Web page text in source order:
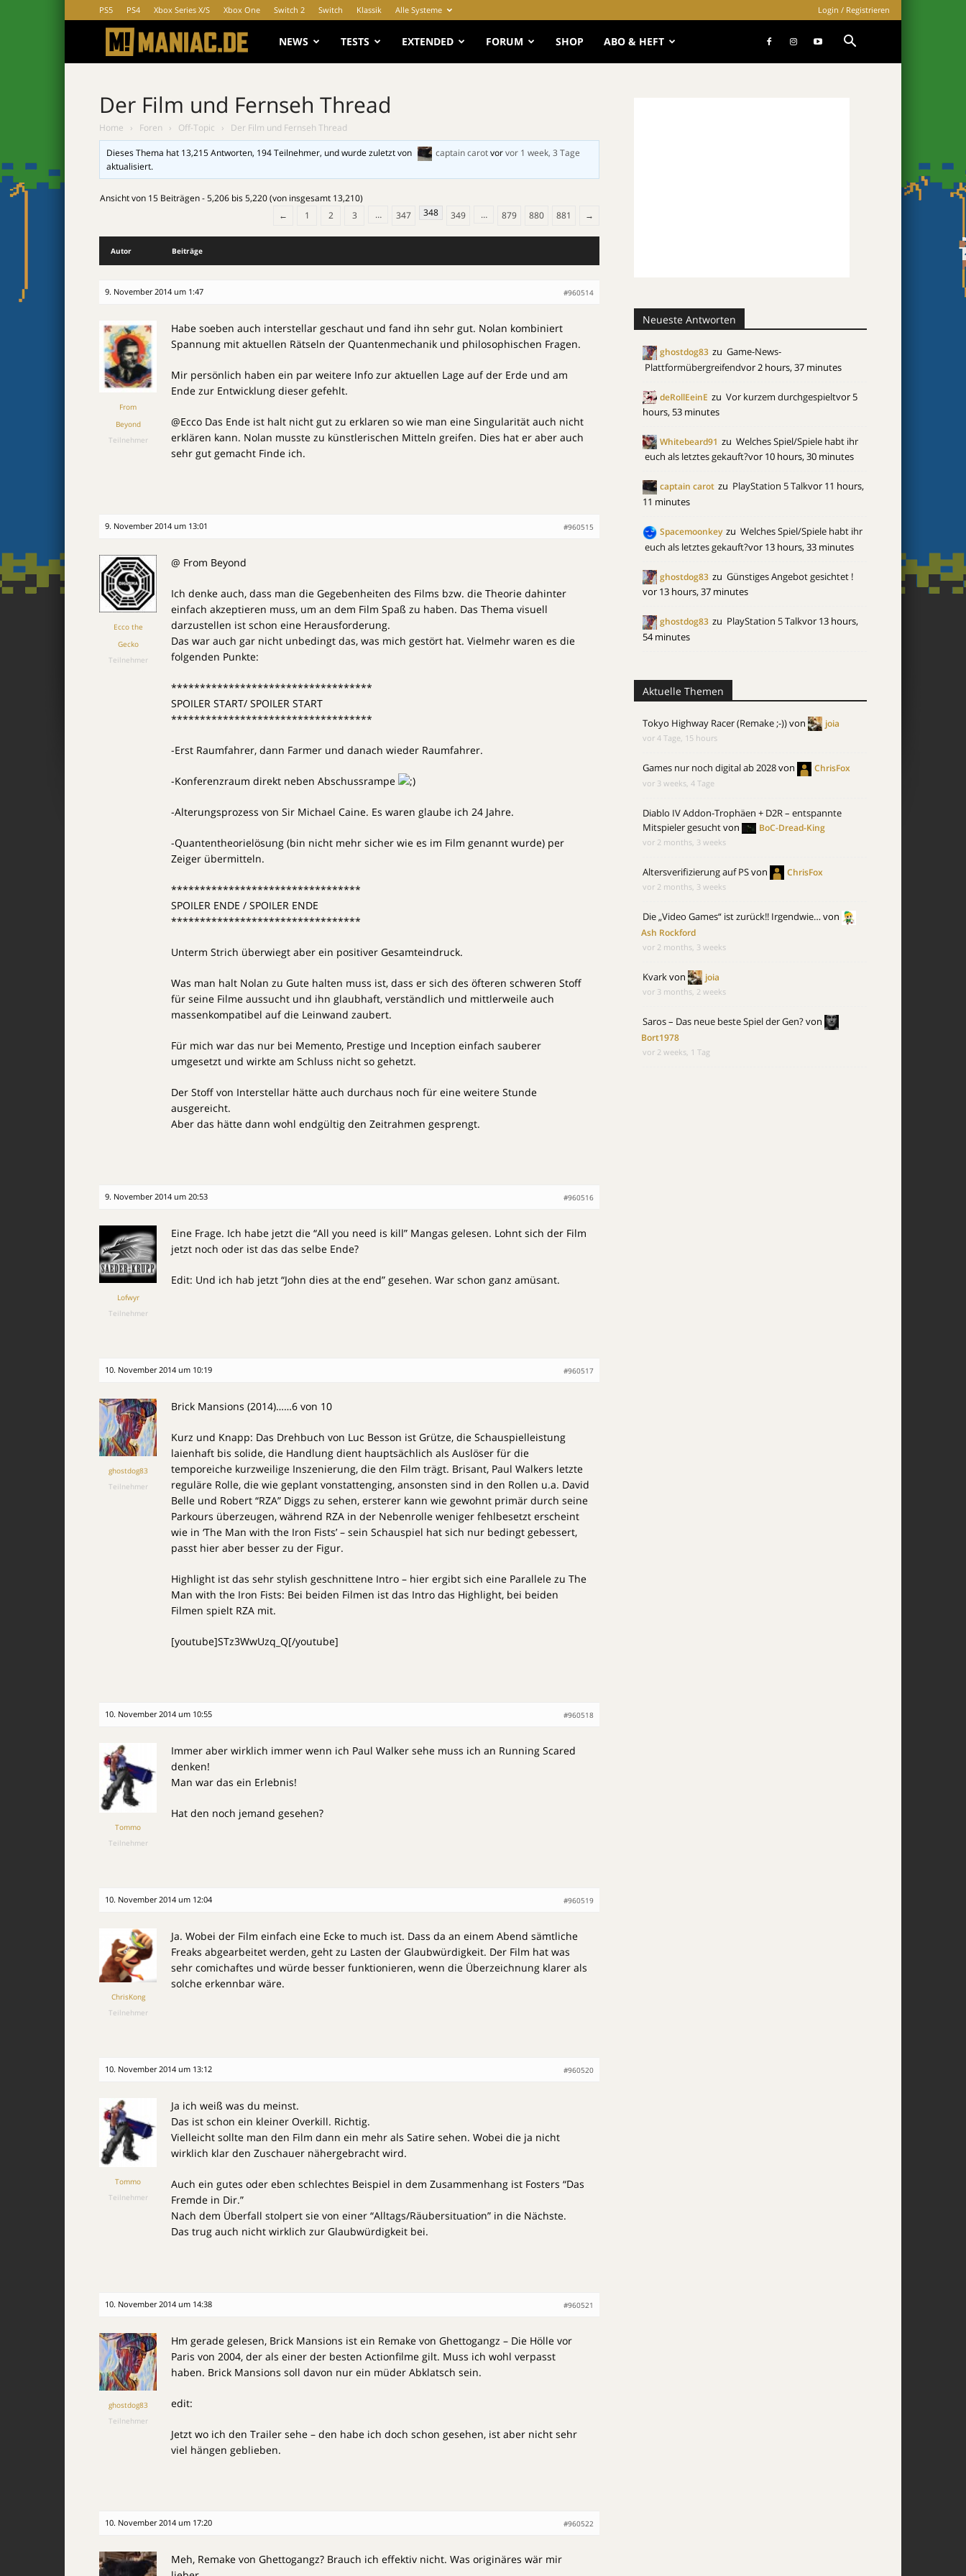
PS5 PS4 Xbox Series X/S Xbox One Switch 2 Switch Klassik Alle Systeme Login / Registrieren
MANIAC.de
NEWS TESTS EXTENDED FORUM SHOP ABO & HEFT
Der Film und Fernseh Thread
Home › Foren › Off-Topic › Der Film und Fernseh Thread
Dieses Thema hat 13,215 Antworten, 194 Teilnehmer, und wurde zuletzt von captain carotvorvor 1 week, 3 Tage
aktualisiert.
Ansicht von 15 Beiträgen - 5,206 bis 5,220 (von insgesamt 13,210)
←
1 2 3 … 347 348 349 … 879 880 881 →
Autor Beiträge
9. November 2014 um 1:47 #960514
From
Beyond
Teilnehmer
Habe soeben auch interstellar geschaut und fand ihn sehr gut. Nolan kombiniert
Spannung mit aktuellen Rätseln der Quantenmechanik und philosophischen Fragen.
Mir persönlich haben ein par weitere Info zur aktuellen Lage auf der Erde und am
Ende zur Entwicklung dieser gefehlt.
@Ecco Das Ende ist halt nicht gut zu erklaren so wie man eine Singularität auch nicht
erklären kann. Nolan musste zu künstlerischen Mitteln greifen. Dies hat er aber auch
sehr gut gemacht Finde ich.
9. November 2014 um 13:01 #960515
Ecco the
Gecko
Teilnehmer
@ From Beyond
Ich denke auch, dass man die Gegebenheiten des Films bzw. die Theorie dahinter
einfach akzeptieren muss, um an dem Film Spaß zu haben. Das Thema visuell
darzustellen ist schon eine Herausforderung.
Das war auch gar nicht unbedingt das, was mich gestört hat. Vielmehr waren es die
folgenden Punkte:
***********************************
SPOILER START/ SPOILER START
***********************************
-Erst Raumfahrer, dann Farmer und danach wieder Raumfahrer.
-Konferenzraum direkt neben Abschussrampe
-Alterungsprozess von Sir Michael Caine. Es waren glaube ich 24 Jahre.
-Quantentheorielösung (bin nicht mehr sicher wie es im Film genannt wurde) per
Zeiger übermitteln.
*********************************
SPOILER ENDE / SPOILER ENDE
*********************************
Unterm Strich überwiegt aber ein positiver Gesamteindruck.
Was man halt Nolan zu Gute halten muss ist, dass er sich des öfteren schweren Stoff
für seine Filme aussucht und ihn glaubhaft, verständlich und mittlerweile auch
massenkompatibel auf die Leinwand zaubert.
Für mich war das nur bei Memento, Prestige und Inception einfach sauberer
umgesetzt und wirkte am Schluss nicht so gehetzt.
Der Stoff von Interstellar hätte auch durchaus noch für eine weitere Stunde
ausgereicht.
Aber das hätte dann wohl endgültig den Zeitrahmen gesprengt.
9. November 2014 um 20:53 #960516
Lofwyr
Teilnehmer
Eine Frage. Ich habe jetzt die “All you need is kill” Mangas gelesen. Lohnt sich der Film
jetzt noch oder ist das das selbe Ende?
Edit: Und ich hab jetzt “John dies at the end” gesehen. War schon ganz amüsant.
10. November 2014 um 10:19 #960517
ghostdog83
Teilnehmer
Brick Mansions (2014)……6 von 10
Kurz und Knapp: Das Drehbuch von Luc Besson ist Grütze, die Schauspielleistung
laienhaft bis solide, die Handlung dient hauptsächlich als Auslöser für die
temporeiche kurzweilige Inszenierung, die den Film trägt. Brisant, Paul Walkers letzte
reguläre Rolle, die wie geplant vonstattenging, ansonsten sind in den Rollen u.a. David
Belle und Robert “RZA” Diggs zu sehen, ersterer kann wie gewohnt primär durch seine
Parkours überzeugen, während RZA in der Nebenrolle weniger fehlbesetzt erscheint
wie in ‘The Man with the Iron Fists’ – sein Schauspiel hat sich nur bedingt gebessert,
passt hier aber besser zu der Figur.
Highlight ist das sehr stylish geschnittene Intro – hier ergibt sich eine Parallele zu The
Man with the Iron Fists: Bei beiden Filmen ist das Intro das Highlight, bei beiden
Filmen spielt RZA mit.
[youtube]STz3WwUzq_Q[/youtube]
10. November 2014 um 10:55 #960518
Tommo
Teilnehmer
Immer aber wirklich immer wenn ich Paul Walker sehe muss ich an Running Scared
denken!
Man war das ein Erlebnis!
Hat den noch jemand gesehen?
10. November 2014 um 12:04 #960519
ChrisKong
Teilnehmer
Ja. Wobei der Film einfach eine Ecke to much ist. Dass da an einem Abend sämtliche
Freaks abgearbeitet werden, geht zu Lasten der Glaubwürdigkeit. Der Film hat was
sehr comichaftes und würde besser funktionieren, wenn die Überzeichnung klarer als
solche erkennbar wäre.
10. November 2014 um 13:12 #960520
Tommo
Teilnehmer
Ja ich weiß was du meinst.
Das ist schon ein kleiner Overkill. Richtig.
Vielleicht sollte man den Film dann ein mehr als Satire sehen. Wobei die ja nicht
wirklich klar den Zuschauer nähergebracht wird.
Auch ein gutes oder eben schlechtes Beispiel in dem Zusammenhang ist Fosters “Das
Fremde in Dir.”
Nach dem Überfall stolpert sie von einer “Alltags/Räubersituation” in die Nächste.
Das trug auch nicht wirklich zur Glaubwürdigkeit bei.
10. November 2014 um 14:38 #960521
ghostdog83
Teilnehmer
Hm gerade gelesen, Brick Mansions ist ein Remake von Ghettogangz – Die Hölle vor
Paris von 2004, der als einer der besten Actionfilme gilt. Muss ich wohl verpasst
haben. Brick Mansions soll davon nur ein müder Abklatsch sein.
edit:
Jetzt wo ich den Trailer sehe – den habe ich doch schon gesehen, ist aber nicht sehr
viel hängen geblieben.
10. November 2014 um 17:20 #960522
Meh, Remake von Ghettogangz? Brauch ich effektiv nicht. Was originäres wär mir
Neueste Antworten
ghostdog83 zu Game-News-
Plattformübergreifendvor 2 hours, 37 minutes
deRollEeinE zu Vor kurzem durchgespieltvor 5
hours, 53 minutes
Whitebeard91 zu Welches Spiel/Spiele habt ihr
euch als letztes gekauft?vor 10 hours, 30 minutes
captain carot zu PlayStation 5 Talkvor 11 hours,
11 minutes
Spacemoonkey zu Welches Spiel/Spiele habt ihr
euch als letztes gekauft?vor 13 hours, 33 minutes
ghostdog83 zu Günstiges Angebot gesichtet !
vor 13 hours, 37 minutes
ghostdog83 zu PlayStation 5 Talkvor 13 hours,
54 minutes
Aktuelle Themen
Tokyo Highway Racer (Remake ;-))von joia
vor 4 Tage, 15 hours
Games nur noch digital ab 2028von ChrisFox
vor 3 weeks, 4 Tage
Diablo IV Addon-Trophäen + D2R – entspannte
Mitspieler gesuchtvon BoC-Dread-King
vor 2 months, 3 weeks
Altersverifizierung auf PSvon ChrisFox
vor 2 months, 3 weeks
Die „Video Games“ ist zurück!! Irgendwie…von
Ash Rockford
vor 2 months, 3 weeks
Kvarkvon joia
vor 3 months, 2 weeks
Saros – Das neue beste Spiel der Gen?von
Bort1978
vor 2 weeks, 1 Tag